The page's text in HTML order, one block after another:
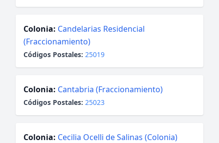
Colonia: Candelarias Residencial
(Fraccionamiento)
Códigos Postales: 25019
Colonia: Cantabria (Fraccionamiento)
Códigos Postales: 25023
Colonia: Cecilia Ocelli de Salinas (Colonia)